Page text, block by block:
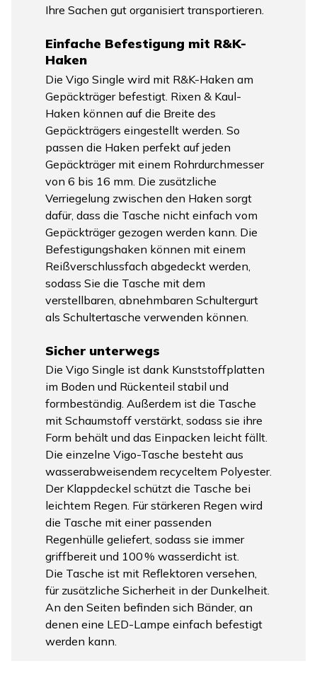
Ihre Sachen gut organisiert transportieren.
Einfache Befestigung mit R&K-
Haken
Die Vigo Single wird mit R&K-Haken am
Gepäckträger befestigt. Rixen & Kaul-
Haken können auf die Breite des
Gepäckträgers eingestellt werden. So
passen die Haken perfekt auf jeden
Gepäckträger mit einem Rohrdurchmesser
von 6 bis 16 mm. Die zusätzliche
Verriegelung zwischen den Haken sorgt
dafür, dass die Tasche nicht einfach vom
Gepäckträger gezogen werden kann. Die
Befestigungshaken können mit einem
Reißverschlussfach abgedeckt werden,
sodass Sie die Tasche mit dem
verstellbaren, abnehmbaren Schultergurt
als Schultertasche verwenden können.
Sicher unterwegs
Die Vigo Single ist dank Kunststoffplatten
im Boden und Rückenteil stabil und
formbeständig. Außerdem ist die Tasche
mit Schaumstoff verstärkt, sodass sie ihre
Form behält und das Einpacken leicht fällt.
Die einzelne Vigo-Tasche besteht aus
wasserabweisendem recyceltem Polyester.
Der Klappdeckel schützt die Tasche bei
leichtem Regen. Für stärkeren Regen wird
die Tasche mit einer passenden
Regenhülle geliefert, sodass sie immer
griffbereit und 100 % wasserdicht ist.
Die Tasche ist mit Reflektoren versehen,
für zusätzliche Sicherheit in der Dunkelheit.
An den Seiten befinden sich Bänder, an
denen eine LED-Lampe einfach befestigt
werden kann.